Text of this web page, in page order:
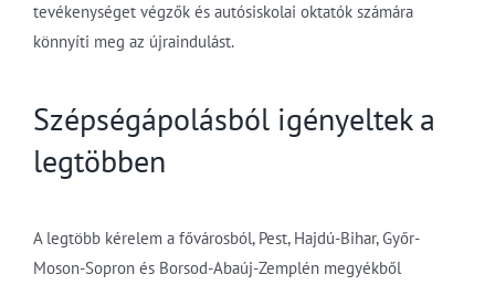
tevékenységet végzők és autósiskolai oktatók számára
könnyíti meg az újraindulást.
Szépségápolásból igényeltek a
legtöbben
A legtöbb kérelem a fővárosból, Pest, Hajdú-Bihar, Győr-
Moson-Sopron és Borsod-Abaúj-Zemplén megyékből